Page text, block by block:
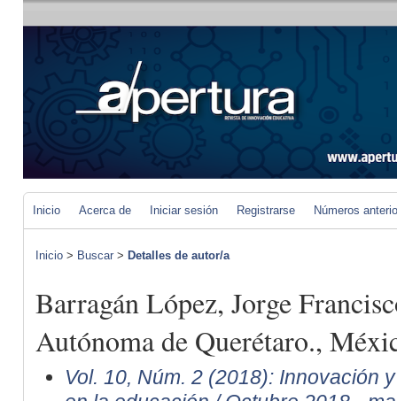
Inicio Acerca de Iniciar sesión Registrarse Números
Inicio > Buscar > Detalles de autor/a
Barragán López, Jorge
Autónoma de Querétaro.,
Vol. 10, Núm. 2 (2018): Innovación